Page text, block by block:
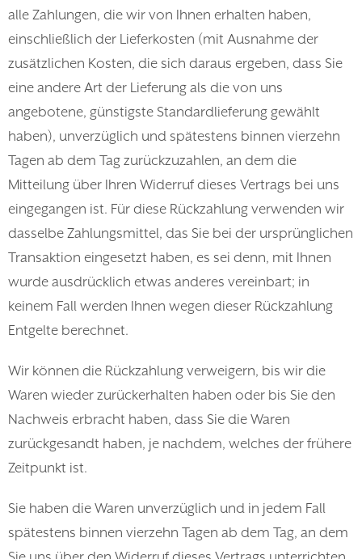
alle Zahlungen, die wir von Ihnen erhalten haben,
einschließlich der Lieferkosten (mit Ausnahme der
zusätzlichen Kosten, die sich daraus ergeben, dass Sie
eine andere Art der Lieferung als die von uns
angebotene, günstigste Standardlieferung gewählt
haben), unverzüglich und spätestens binnen vierzehn
Tagen ab dem Tag zurückzuzahlen, an dem die
Mitteilung über Ihren Widerruf dieses Vertrags bei uns
eingegangen ist. Für diese Rückzahlung verwenden wir
dasselbe Zahlungsmittel, das Sie bei der ursprünglichen
Transaktion eingesetzt haben, es sei denn, mit Ihnen
wurde ausdrücklich etwas anderes vereinbart; in
keinem Fall werden Ihnen wegen dieser Rückzahlung
Entgelte berechnet.
Wir können die Rückzahlung verweigern, bis wir die
Waren wieder zurückerhalten haben oder bis Sie den
Nachweis erbracht haben, dass Sie die Waren
zurückgesandt haben, je nachdem, welches der frühere
Zeitpunkt ist.
Sie haben die Waren unverzüglich und in jedem Fall
spätestens binnen vierzehn Tagen ab dem Tag, an dem